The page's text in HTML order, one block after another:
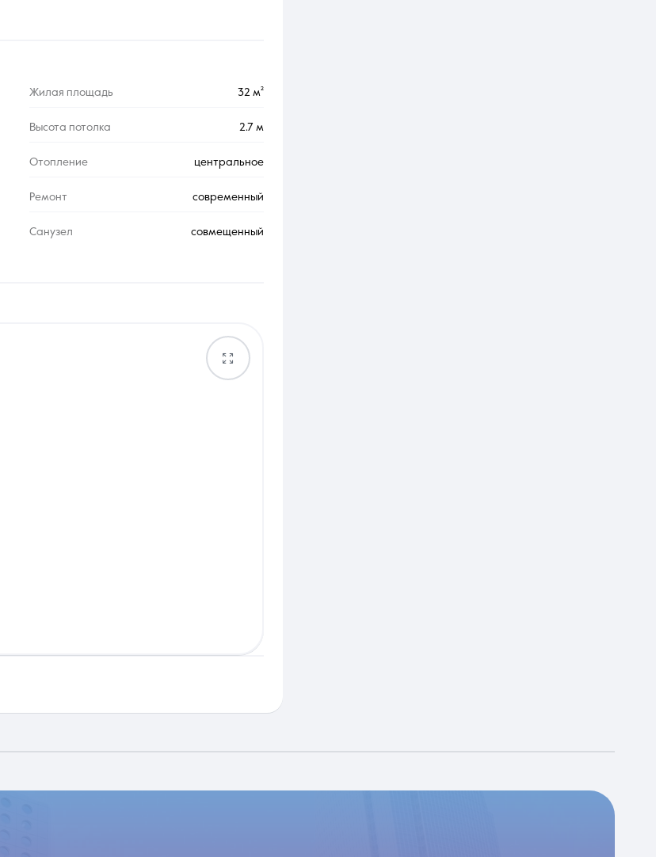
Жилая площадь 32 м²
Высота потолка 2.7 м
Отопление центральное
Ремонт современный
Санузел совмещенный